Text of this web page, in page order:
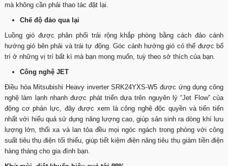
mà không cần phải thao tác đặt lại.
Chế độ đảo qua lại
Luồng gió được phân phối trải rộng khắp phòng bằng cách đảo cánh
hướng gió bên phải và trái tự động. Góc cánh hướng gió có thể được bố
trí ở những vị trí bất kì mà bạn mong muốn, tuỳ theo sở thích của bạn.
Công nghệ JET
Điều hòa Mitsubishi Heavy inverter SRK24YXS-W5 được ứng dụng công
nghệ làm lạnh nhanh được phát triển dựa trên nguyên lý “Jet Flow” của
động cơ phản lực, đây được xem là công nghệ độc quyền và tiến tiến
nhất với hiểu quả sử dụng năng lượng cao, giúp sản sinh ra dòng khí lưu
lượng lớn, thổi xa và lan tỏa đều mọi ngóc ngách trong phòng với công
suất tiêu thụ điện tối thiểu, giúp tiết kiệm điện năng tiêu thụ giảm tiền điện
hàng tháng cho gia đình bạn.